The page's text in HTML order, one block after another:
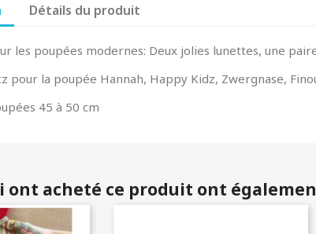
Détails du produit
les poupées modernes: Deux jolies lunettes, une
pour la poupée Hannah, Happy Kidz, Zwergnase,
45 à 50 cm
ont acheté ce produit ont